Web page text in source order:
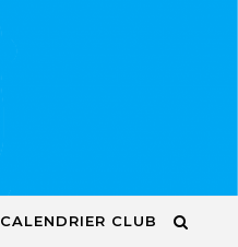
CALENDRIER CLUB